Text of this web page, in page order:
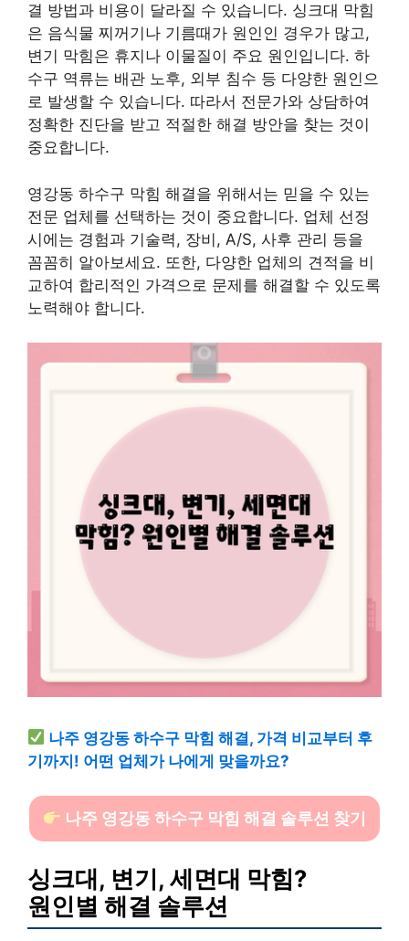
결 방법과 비용이 달라질 수 있습니다. 싱크대 막힘
은 음식물 찌꺼기나 기름때가 원인인 경우가 많고,
변기 막힘은 휴지나 이물질이 주요 원인입니다. 하
수구 역류는 배관 노후, 외부 침수 등 다양한 원인으
로 발생할 수 있습니다. 따라서 전문가와 상담하여
정확한 진단을 받고 적절한 해결 방안을 찾는 것이
중요합니다.
영강동 하수구 막힘 해결을 위해서는 믿을 수 있는
전문 업체를 선택하는 것이 중요합니다. 업체 선정
시에는 경험과 기술력, 장비, A/S, 사후 관리 등을
꼼꼼히 알아보세요. 또한, 다양한 업체의 견적을 비
교하여 합리적인 가격으로 문제를 해결할 수 있도록
노력해야 합니다.
나주 영강동 하수구 막힘 해결, 가격 비교부터 후
기까지! 어떤 업체가 나에게 맞을까요?
나주 영강동 하수구 막힘 해결 솔루션 찾기
싱크대, 변기, 세면대 막힘?
원인별 해결 솔루션